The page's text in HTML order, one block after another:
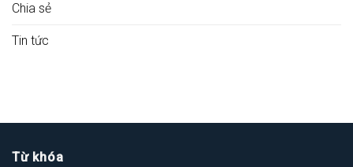
Chia sẻ
Tin tức
Từ khóa